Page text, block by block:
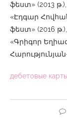
ֆեստ» (2013
«Էդգար
ֆեստ» (2016
«Գրիգոր
дебетовые